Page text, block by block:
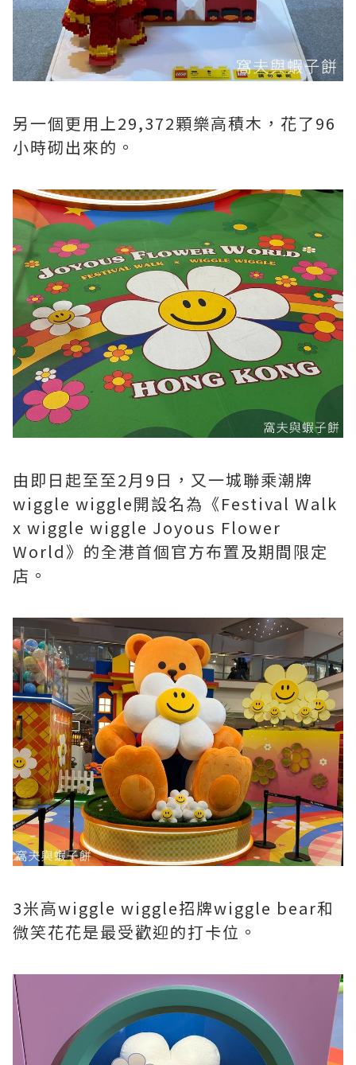
另一個更用上29,372顆樂高積木，花了96
小時砌出來的。
由即日起至至2月9日，又一城聯乘潮牌
wiggle wiggle開設名為《Festival Walk
x wiggle wiggle Joyous Flower
World》的全港首個官方布置及期間限定
店。
3米高wiggle wiggle招牌wiggle bear和
微笑花花是最受歡迎的打卡位。